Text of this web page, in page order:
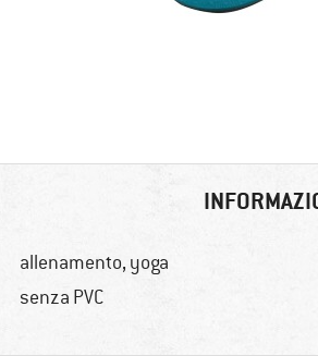
allenamento, yoga
senza PVC